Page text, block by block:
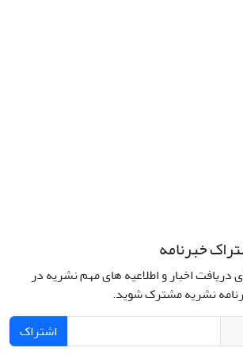
خبرنامه
دریافت اخبار و اطلاعیه های مهم نشریه در
نشریه مشترک شوید.
اشتراک